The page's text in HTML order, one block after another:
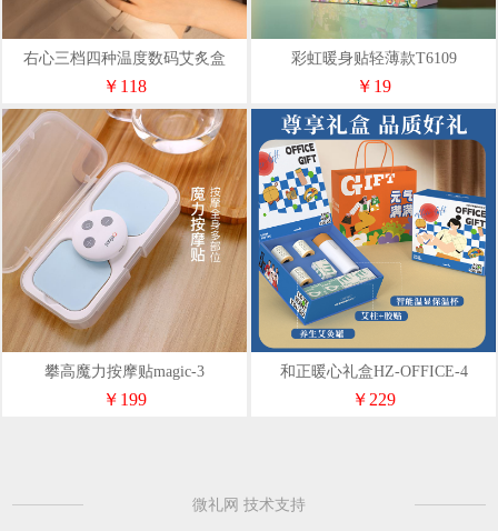
右心三档四种温度数码艾炙盒
￥118
彩虹暖身贴轻薄款T6109
￥19
攀高魔力按摩贴magic-3
￥199
和正暖心礼盒HZ-OFFICE-4
￥229
微礼网 技术支持